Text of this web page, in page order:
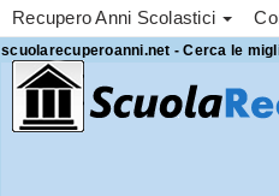
Recupero Anni Scolastici
scuolarecuperoanni.net - Cerca le